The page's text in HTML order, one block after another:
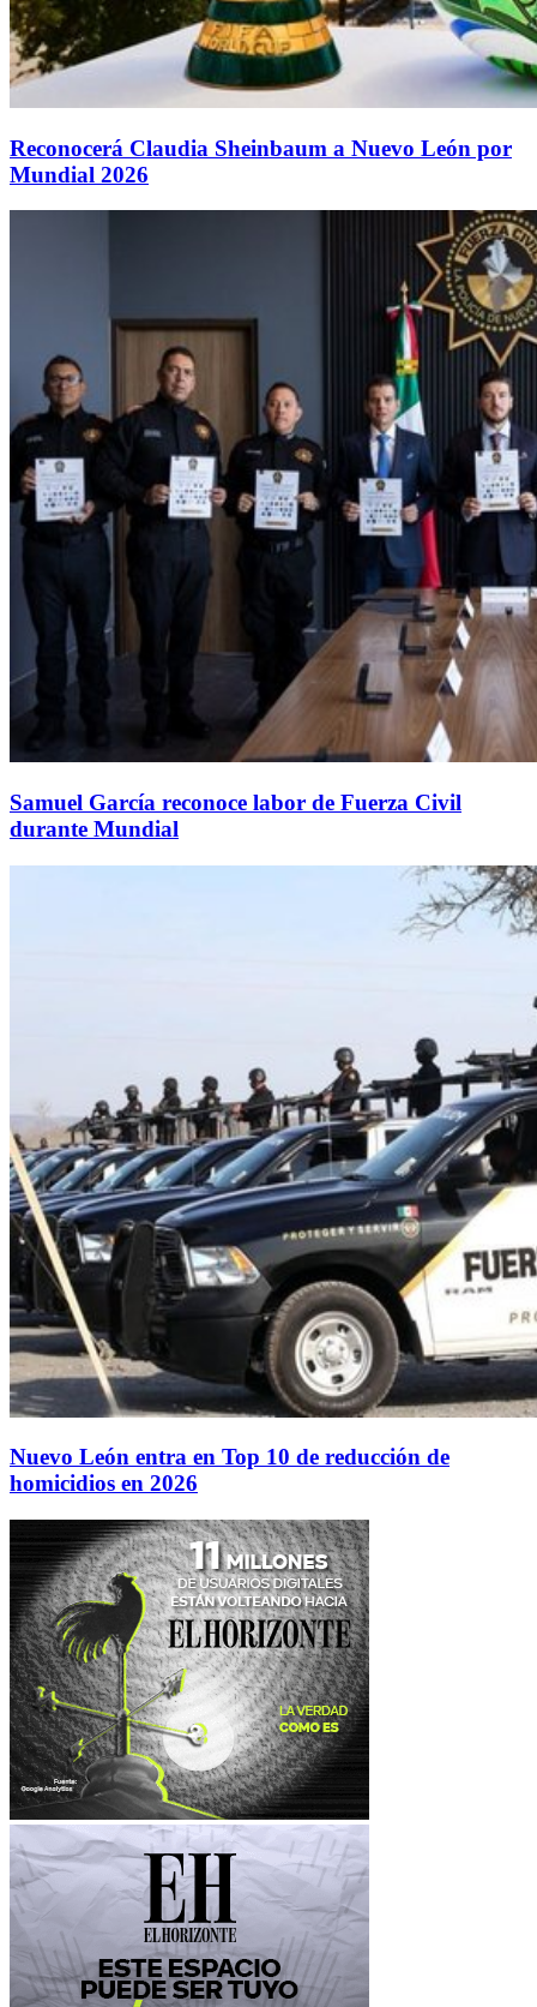
Reconocerá Claudia Sheinbaum a Nuevo León por
Mundial 2026
Samuel García reconoce labor de Fuerza Civil
durante Mundial
Nuevo León entra en Top 10 de reducción de
homicidios en 2026